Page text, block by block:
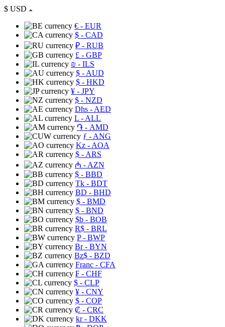
$ USD
€ - EUR
$ - CAD
₽ - RUB
£ - GBP
₪ - ILS
$ - AUD
$ - HKD
¥ - JPY
$ - NZD
Dhs - AED
L - ALL
֏ - AMD
ƒ - ANG
Kz - AOA
$ - ARS
₼ - AZN
$ - BBD
Tk - BDT
BD - BHD
$ - BMD
$ - BND
$b - BOB
R$ - BRL
P- BWP
Br- BYN
Bz$ - BZD
Franc - CFA
₣ - CHF
$ - CLP
¥ - CNY
$ - COP
₡ - CRC
kr- DKK